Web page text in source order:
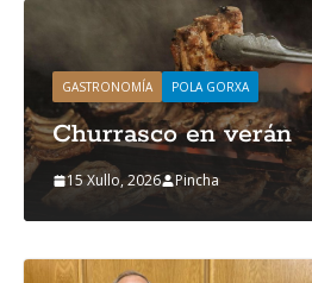
GASTRONOMÍA POLA GORXA
Churrasco en verán
15 Xullo, 2026 Pincha